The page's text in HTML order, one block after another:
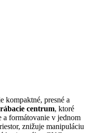
kompaktné, presné a
centrum, ktoré
a formátovanie v jednom
znižuje manipuláciu